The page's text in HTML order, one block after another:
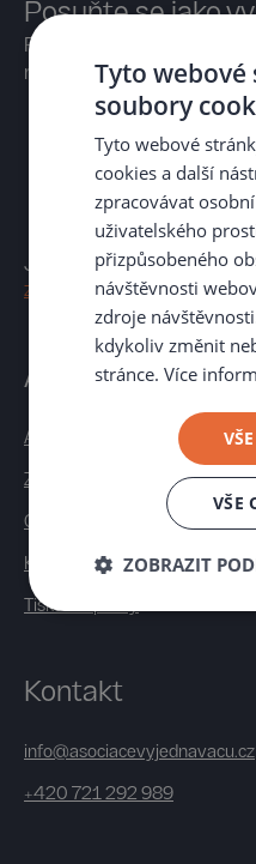
Posuňte se jako
Rozvojová sada emailů pro
mnohem víc
Jak pracujeme s vašimi
zde.
Asociace
Akce
Začněte vyjednávat
O nás
Kontakt
Tiskové zprávy
Kontakt
info@asociacevyjednavacu.cz
+420 721 292 989
Tyto
soubory
Tyto webové
cookies a další
zpracovávat
uživatelského
přizpůsobeného
návštěvnosti
zdroje
kdykoliv změnit
stránce. Více
VŠE
ZOBRAZIT